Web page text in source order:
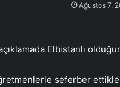
Ağustos 7,
Elbistanlı
seferber